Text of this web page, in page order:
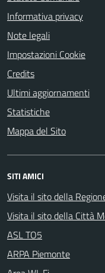
Informativa privacy
Note legali
Impostazioni Cookie
Credits
Ultimi aggiornamenti
Statistiche
Mappa del Sito
SITI AMICI
Visita il sito della
Visita il sito della Città
ASL TO5
ARPA Piemonte